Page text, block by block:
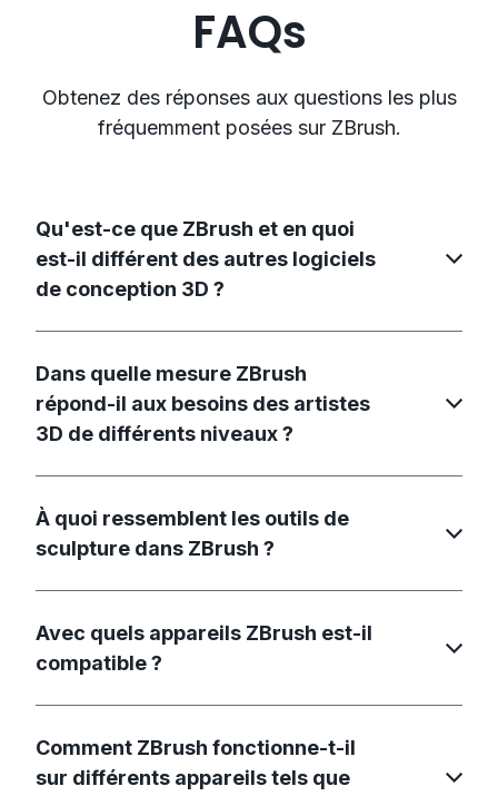
FAQs
Obtenez des réponses aux questions les plus
fréquemment posées sur ZBrush.
Qu'est-ce que ZBrush et en quoi
est-il différent des autres logiciels
de conception 3D ?
Dans quelle mesure ZBrush
répond-il aux besoins des artistes
3D de différents niveaux ?
À quoi ressemblent les outils de
sculpture dans ZBrush ?
Avec quels appareils ZBrush est-il
compatible ?
Comment ZBrush fonctionne-t-il
sur différents appareils tels que